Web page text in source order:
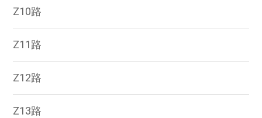
Z10路
Z11路
Z12路
Z13路